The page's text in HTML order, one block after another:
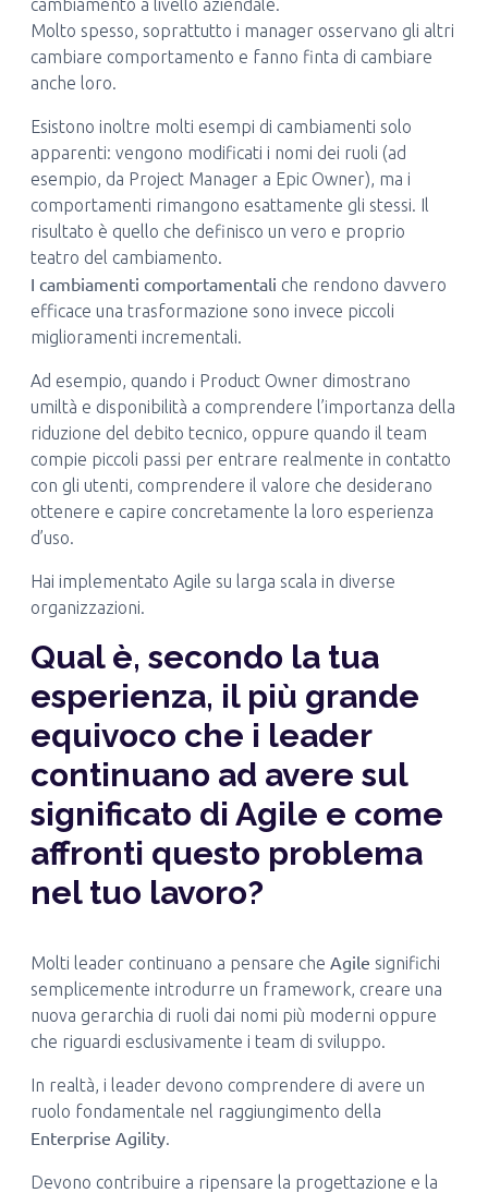
cambiamento a livello aziendale.
Molto spesso, soprattutto i manager osservano gli altri
cambiare comportamento e fanno finta di cambiare
anche loro.
Esistono inoltre molti esempi di cambiamenti solo
apparenti: vengono modificati i nomi dei ruoli (ad
esempio, da Project Manager a Epic Owner), ma i
comportamenti rimangono esattamente gli stessi. Il
risultato è quello che definisco un vero e proprio
teatro del cambiamento.
I cambiamenti comportamentali che rendono davvero
efficace una trasformazione sono invece piccoli
miglioramenti incrementali.
Ad esempio, quando i Product Owner dimostrano
umiltà e disponibilità a comprendere l’importanza della
riduzione del debito tecnico, oppure quando il team
compie piccoli passi per entrare realmente in contatto
con gli utenti, comprendere il valore che desiderano
ottenere e capire concretamente la loro esperienza
d’uso.
Hai implementato Agile su larga scala in diverse
organizzazioni.
Qual è, secondo la tua
esperienza, il più grande
equivoco che i leader
continuano ad avere sul
significato di Agile e come
affronti questo problema
nel tuo lavoro?
Molti leader continuano a pensare che Agile significhi
semplicemente introdurre un framework, creare una
nuova gerarchia di ruoli dai nomi più moderni oppure
che riguardi esclusivamente i team di sviluppo.
In realtà, i leader devono comprendere di avere un
ruolo fondamentale nel raggiungimento della
Enterprise Agility.
Devono contribuire a ripensare la progettazione e la